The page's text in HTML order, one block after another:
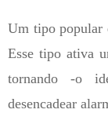
Um tipo popular
Esse tipo ativa
tornando -o
desencadear